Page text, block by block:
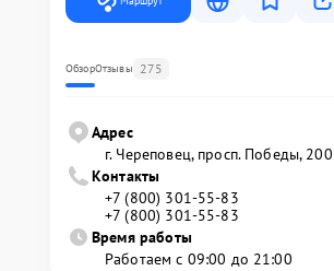
ОбзорОтзывы 275
Адрес
г. Череповец, просп. Победы, 200
Контакты
+7 (800) 301-55-83
+7 (800) 301-55-83
Время работы
Работаем с 09:00 до 21:00